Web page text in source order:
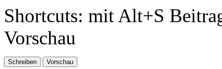
Shortcuts: mit Alt+S
Vorschau